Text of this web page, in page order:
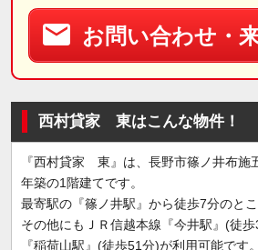
お問い合わせ・
西村貸家 東はこんな物件！
『西村貸家 東』は、長野市篠ノ井布施
年築の1階建てです。
最寄駅の『篠ノ井駅』から徒歩7分のと
その他にもＪＲ信越本線『今井駅』(徒
『稲荷山駅』(徒歩51分)が利用可能です。